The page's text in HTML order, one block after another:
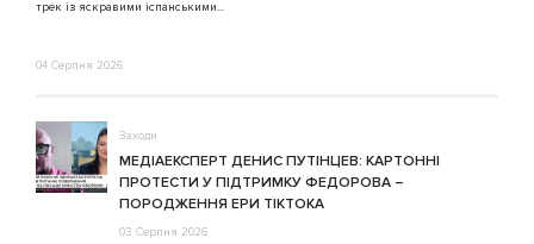
трек із яскравими іспанськими...
04 Серпня 2026
Заходи
МЕДІАЕКСПЕРТ ДЕНИС ПУТІНЦЕВ: КАРТОННІ
ПРОТЕСТИ У ПІДТРИМКУ ФЕДОРОВА –
ПОРОДЖЕННЯ ЕРИ ТІКТОКА
03 Серпня 2026